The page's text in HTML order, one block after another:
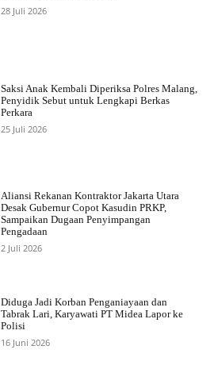
28 Juli 2026
Saksi Anak Kembali Diperiksa Polres Malang,
Penyidik Sebut untuk Lengkapi Berkas
Perkara
25 Juli 2026
Aliansi Rekanan Kontraktor Jakarta Utara
Desak Gubernur Copot Kasudin PRKP,
Sampaikan Dugaan Penyimpangan
Pengadaan
2 Juli 2026
Diduga Jadi Korban Penganiayaan dan
Tabrak Lari, Karyawati PT Midea Lapor ke
Polisi
16 Juni 2026